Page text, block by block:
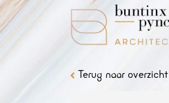
Terug naar overzicht